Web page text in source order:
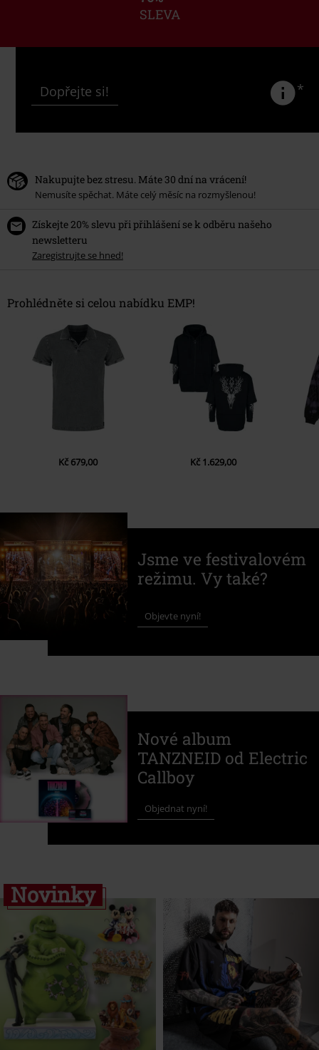
SLEVA
Dopřejte si! *
Nakupujte bez stresu. Máte 30 dní na vrácení!
Nemusíte spěchat. Máte celý měsíc na rozmyšlenou!
Získejte 20% slevu při přihlášení se k odběru našeho
newsletteru
Zaregistrujte se hned!
Prohlédněte si celou nabídku EMP!
Kč 679,00 Kč 1.629,00
Jsme ve festivalovém
režimu. Vy také?
Objevte nyní!
Nové album
TANZNEID od Electric
Callboy
Objednat nyní!
Novinky